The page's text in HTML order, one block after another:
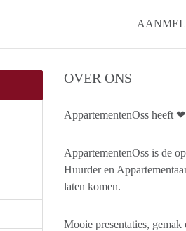
OVER ONS
AppartementenOss heeft
AppartementenOss is de
Huurder en
laten komen.
Mooie presentaties,